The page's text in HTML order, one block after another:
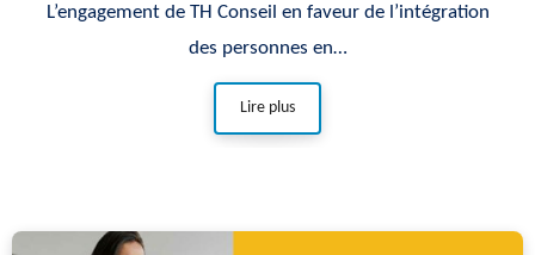
L’engagement de TH Conseil en faveur de l’intégration
des personnes en…
Lire plus